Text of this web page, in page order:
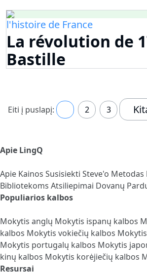
l'histoire de France
La révolution de
Bastille
Eiti į puslapį: 2 3
Apie LingQ
Apie Kainos Susisiekti Steve'o Metodas
Bibliotekoms Atsiliepimai Dovanų
Populiarios kalbos
Mokytis anglų Mokytis ispanų kalbos
kalbos Mokytis vokiečių kalbos
Mokytis portugalų kalbos Mokytis
kinų kalbos Mokytis korėjiečių kalbos
Resursai